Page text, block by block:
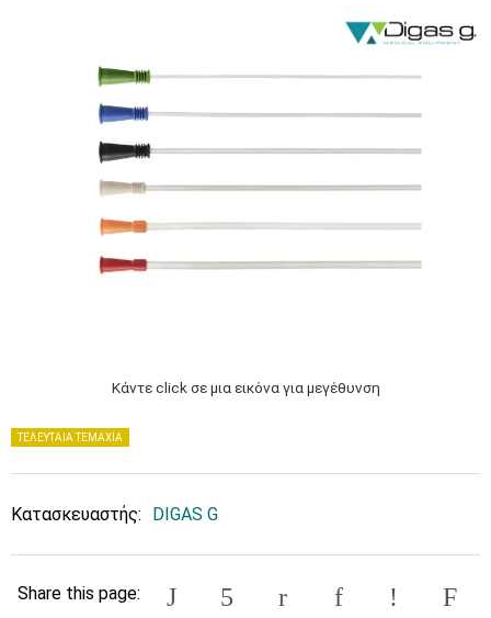
Κάντε click σε μια εικόνα για μεγέθυνση
ΤΕΛΕΥΤΑΙΑ ΤΕΜΑΧΙΑ
Κατασκευαστής: DIGAS G
Share this page: